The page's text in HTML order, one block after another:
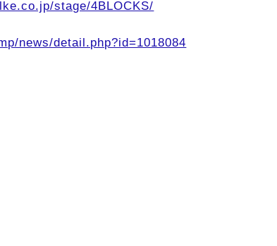
stage/4BLOCKS/
news/detail.php?id=1018084